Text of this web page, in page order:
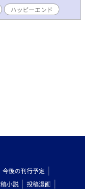
ハッピーエンド
今後の刊行予定
小説 投稿漫画